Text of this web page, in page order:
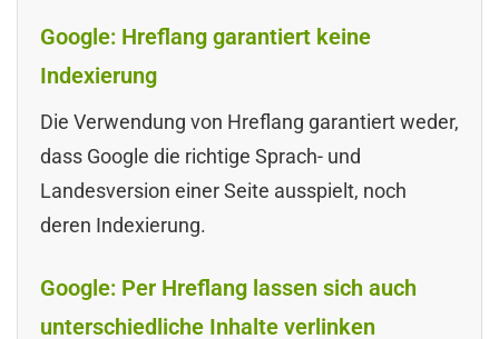
Google: Hreflang garantiert keine
Indexierung
Die Verwendung von Hreflang garantiert weder,
dass Google die richtige Sprach- und
Landesversion einer Seite ausspielt, noch
deren Indexierung.
Google: Per Hreflang lassen sich auch
unterschiedliche Inhalte verlinken